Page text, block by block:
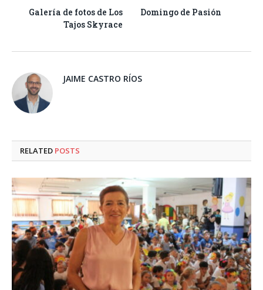
Galería de fotos de Los
Tajos Skyrace
Domingo de Pasión
JAIME CASTRO RÍOS
RELATED POSTS